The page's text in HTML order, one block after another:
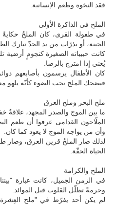
فقد النخوة وطعم الإنسانية.
الملح في الذاكرة الأولى
في طفولة القرى، كان الملحُ
الجبنة، أو بذرّات من يد الجدّ تبارك
كانت حبيباته الصغيرة كنجومٍ أرضية
يُغني إذا امتزج بالرضا.
كان الأطفال يرسمون بأصابعهم
فيضحك الملح تحت الضوء كأنّه يلهو
ملح البحر وملح العرق
ما بين الموج والصدر المجهد، علاقةٌ
الملّاحون القدامى عرفوا أن طعم
وأن من يواجه الموج لا يعود كما كان.
لذلك صار الملحُ قرين العرق، وصار
الحياة الحقّة.
الملح والكرامة
في الزمن الجميل، كانت عبارة
وحرمةً تظلّل القلوب قبل الموائد.
لم يكن أحد يفرّط في "ملح